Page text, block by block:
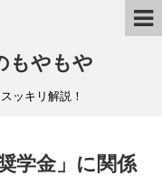
もやもや
ッキリ解説！
学金」に関係